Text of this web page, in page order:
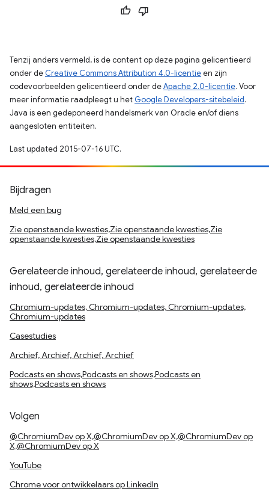
Tenzij anders vermeld, is de content op deze pagina gelicentieerd
onder de Creative Commons Attribution 4.0-licentieen zijn
codevoorbeelden gelicentieerd onder deApache 2.0-licentie. Voor
meer informatie raadpleegt u het Google Developers-sitebeleid.
Java is een gedeponeerd handelsmerk van Oracle en/of diens
aangesloten entiteiten.
Last updated 2015-07-16 UTC.
Bijdragen
Meld een bug
Zie openstaande kwesties,Zie openstaande kwesties,Zie
openstaande kwesties,Zie openstaande kwesties
Gerelateerde inhoud, gerelateerde inhoud, gerelateerde
inhoud, gerelateerde inhoud
Chromium-updates, Chromium-updates, Chromium-updates,
Chromium-updates
Casestudies
Archief, Archief, Archief, Archief
Podcasts en shows,Podcasts en shows,Podcasts en
shows,Podcasts en shows
Volgen
@ChromiumDev op X,@ChromiumDev op X,@ChromiumDev op
X,@ChromiumDev op X
YouTube
Chrome voor ontwikkelaars op LinkedIn